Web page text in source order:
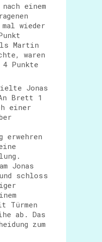
einem
wieder
Martin
waren
Punkte
Jonas
Brett 1
einer
erwehren
Jonas
schloss
Türmen
ab. Das
zum